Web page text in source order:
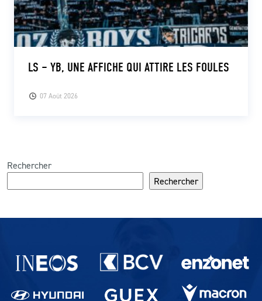
07 Août 2026
LS – YB, UNE AFFICHE QUI ATTIRE LES FOULES
Rechercher
Rechercher
Partenaires du lausanne-Sport